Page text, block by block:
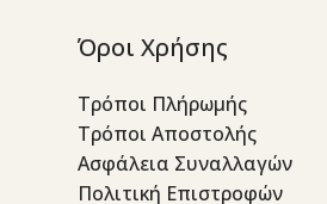
Όροι Χρήσης
Τρόποι Πλήρωμής
Τρόποι Αποστολής
Ασφάλεια Συναλλαγών
Πολιτική Επιστροφών